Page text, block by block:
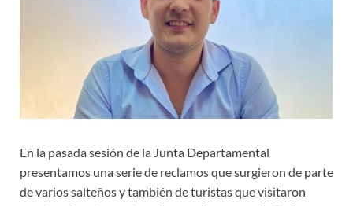
En la pasada sesión de la Junta Departamental
presentamos una serie de reclamos que surgieron de parte
de varios salteños y también de turistas que visitaron